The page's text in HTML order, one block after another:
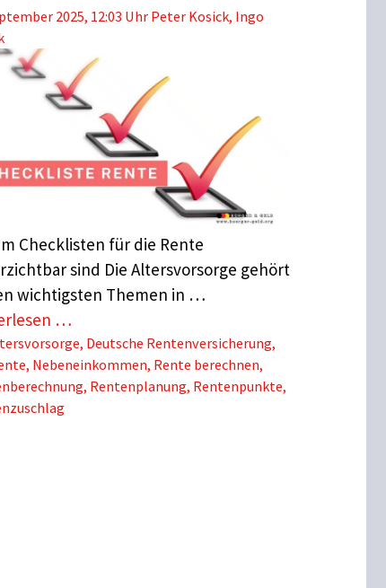
2025, 12:03 Uhr Peter Kosick, Ingo
Checklisten für die Rente
sind Die Altersvorsorge gehört
wichtigsten Themen in …
…
, Deutsche Rentenversicherung,
, Nebeneinkommen, Rente berechnen,
, Rentenplanung, Rentenpunkte,